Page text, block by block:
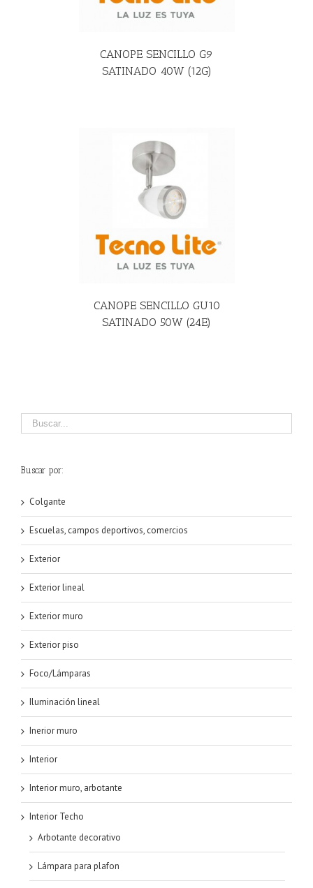
CANOPE SENCILLO G9
SATINADO 40W (12G)
CANOPE SENCILLO GU10
SATINADO 50W (24E)
Buscar por:
Colgante
Escuelas, campos deportivos, comercios
Exterior
Exterior lineal
Exterior muro
Exterior piso
Foco/Lámparas
Iluminación lineal
Inerior muro
Interior
Interior muro, arbotante
Interior Techo
Arbotante decorativo
Lámpara para plafon